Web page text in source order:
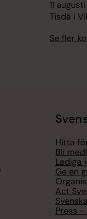
11 augusti
Tisdá i
Se fler
Hitta
Bli
Lediga
Ge en
Act
Press